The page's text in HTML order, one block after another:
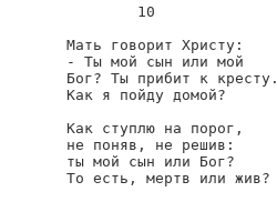
        10
Мать говорит Христу:
- Ты мой сын или мой
Бог? Ты прибит к кресту.
Как я пойду домой?
Как ступлю на порог,
не поняв, не решив:
ты мой сын или Бог?
То есть, мертв или жив?